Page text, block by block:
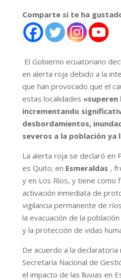
Comparte si te ha
El Gobierno ecuatoriano
en alerta roja debido a la
que han provocado que el
estas localidades
incrementando
desbordamientos,
severos a la población
La alerta roja se declaró en
es Quito; en Esmeraldas ,
y en Los Ríos, y tiene como
activación inmediata de
vigilancia permanente de
la evacuación de la
y la protección de vidas
De acuerdo a la declaratoria
Secretaría Nacional de
el impacto de las lluvias en